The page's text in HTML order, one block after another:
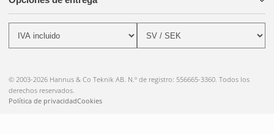
© 2003-2026 Hannus & Co Teknik AB. N.º de registro: 556665-3360. Todos los
derechos reservados.
Política de privacidadCookies